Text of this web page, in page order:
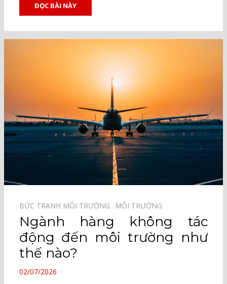
ĐỌC BÀI NÀY
BỨC TRANH MÔI TRƯỜNG⠀ MÔI TRƯỜNG⠀
Ngành hàng không tác
động đến môi trường như
thế nào?
POSTED
02/07/2026